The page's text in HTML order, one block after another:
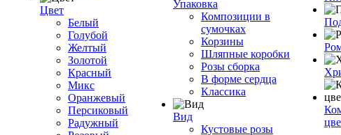
Цвет
Белый
Голубой
Желтый
Золотой
Красный
Микс
Оранжевый
Персиковый
Радужный
Упаковка
Композиции в
сумочках
Корзины
Шляпные коробки
Розы сборка
В форме сердца
Классика
Вид
Кустовые розы